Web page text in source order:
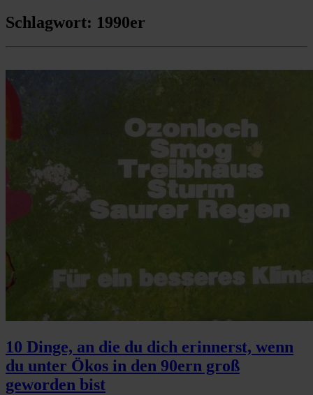
Schlagwort: 1990er
10 Dinge, an die du dich erinnerst, wenn
du unter Ökos in den 90ern groß
geworden bist